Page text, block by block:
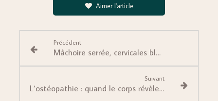
Aimer l'article
Précédent
Mâchoire serrée, cervicales bloquées : et si votre corps exprimait votre besoin de tout contrôler ?
Suivant
L’ostéopathie : quand le corps révèle notre histoire intérieure